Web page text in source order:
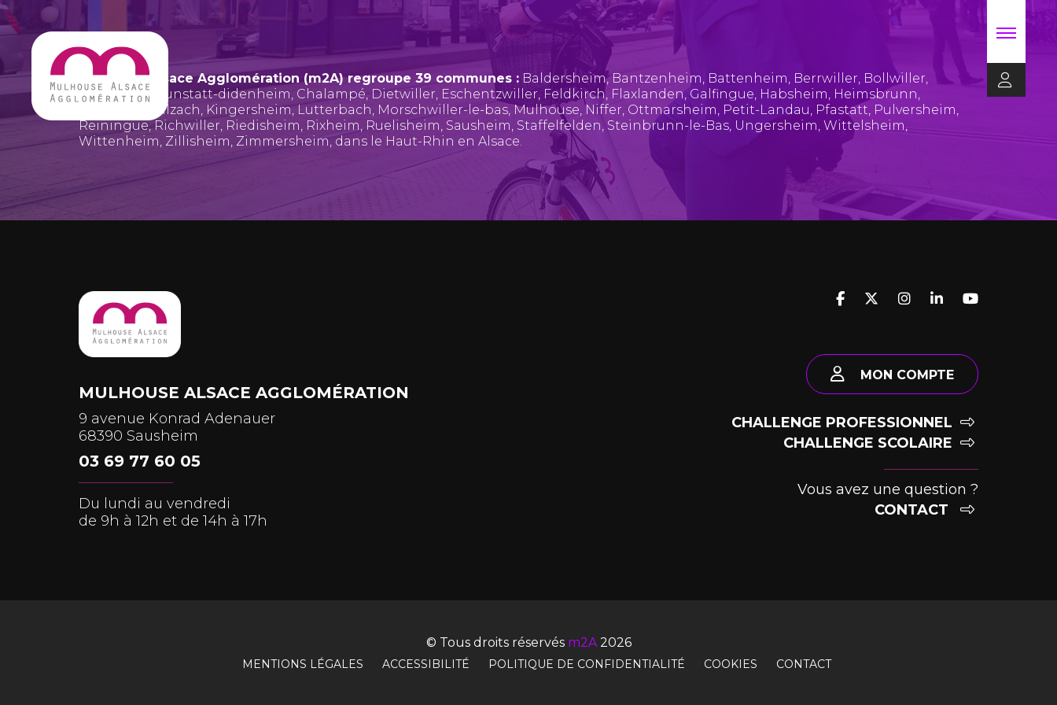
Mulhouse Alsace Agglomération (m2A) regroupe 39 communes : Baldersheim, Bantzenheim, Battenheim, Berrwiller, Bollwiller,
Bruebach, Brunstatt-didenheim, Chalampé, Dietwiller, Eschentzwiller, Feldkirch, Flaxlanden, Galfingue, Habsheim, Heimsbrunn,
Illzach, Kingersheim, Lutterbach, Morschwiller-le-bas,Mulhouse,Niffer, Ottmarsheim, Petit-Landau, Pfastatt, Pulversheim,
Reiningue,Richwiller, Riedisheim, Rixheim, Ruelisheim, Sausheim, Staffelfelden, Steinbrunn-le-Bas, Ungersheim, Wittelsheim,
Wittenheim, Zillisheim, Zimmersheim, dans le Haut-Rhin en Alsace.
MULHOUSE ALSACE AGGLOMÉRATION
9 avenue Konrad Adenauer
68390 Sausheim
03 69 77 60 05
Du lundi au vendredi
de 9h à 12h et de 14h à 17h
MON COMPTE
CHALLENGE PROFESSIONNEL
CHALLENGE SCOLAIRE
Vous avez une question ?
CONTACT
© Tous droits réservés m2A2026
MENTIONS LÉGALES ACCESSIBILITÉ POLITIQUE DE CONFIDENTIALITÉ COOKIES CONTACT